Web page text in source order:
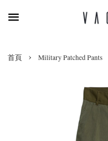
首頁 › Military Patched Pants